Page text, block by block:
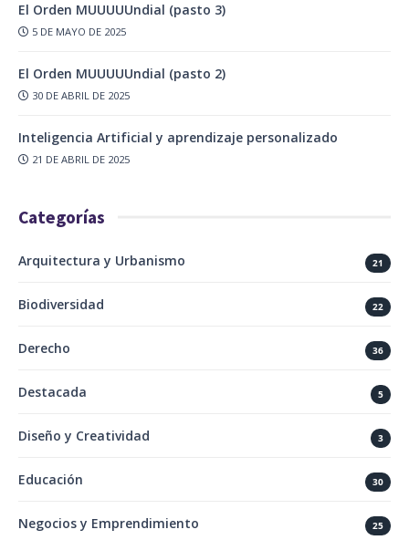
El Orden MUUUUUndial (pasto 3)
5 DE MAYO DE 2025
El Orden MUUUUUndial (pasto 2)
30 DE ABRIL DE 2025
Inteligencia Artificial y aprendizaje personalizado
21 DE ABRIL DE 2025
Categorías
Arquitectura y Urbanismo 21
Biodiversidad 22
Derecho 36
Destacada 5
Diseño y Creatividad 3
Educación 30
Negocios y Emprendimiento 25